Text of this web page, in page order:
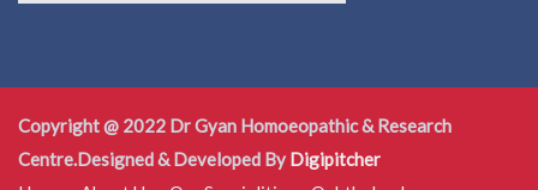
Copyright @ 2022 Dr Gyan Homoeopathic & Research
Centre.Designed & Developed By Digipitcher